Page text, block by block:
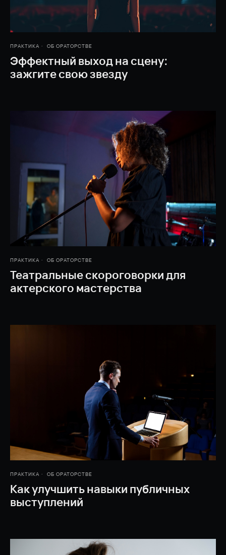
ПРАКТИКА ОБ ОРАТОРСТВЕ
Эффектный выход на сцену:
зажгите свою звезду
ПРАКТИКА ОБ ОРАТОРСТВЕ
Театральные скороговорки для
актерского мастерства
ПРАКТИКА ОБ ОРАТОРСТВЕ
Как улучшить навыки публичных
выступлений